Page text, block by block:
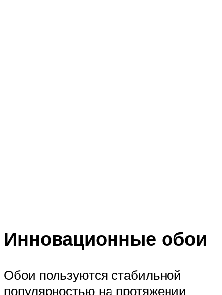
Инновационные обои
Обои пользуются стабильной
популярностью на протяжении